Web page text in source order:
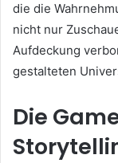
die die
nicht nur
Aufdeckung
gestalteten
Die